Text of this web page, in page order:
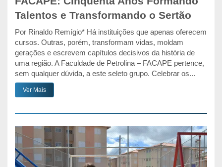
Talentos e Transformando o Sertão
Por Rinaldo Remígio* Há instituições que apenas oferecem
cursos. Outras, porém, transformam vidas, moldam
gerações e escrevem capítulos decisivos da história de
uma região. A Faculdade de Petrolina – FACAPE pertence,
sem qualquer dúvida, a este seleto grupo. Celebrar os...
Ver Mais